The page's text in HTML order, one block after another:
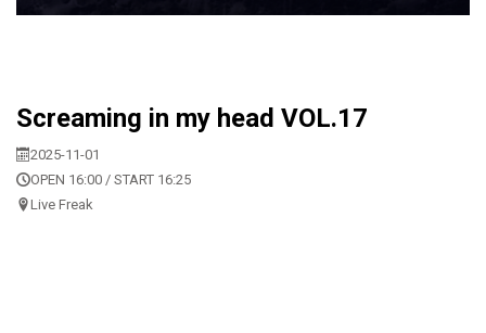
Screaming in my head VOL.17
2025-11-01
OPEN 16:00 / START 16:25
Live Freak